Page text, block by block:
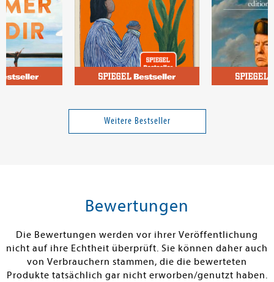
Pause
Warenkorb
Weitere Bestseller
Bewertungen
Die Bewertungen werden vor ihrer Veröffentlichung
nicht auf ihre Echtheit überprüft. Sie können daher auch
von Verbrauchern stammen, die die bewerteten
Produkte tatsächlich gar nicht erworben/genutzt haben.